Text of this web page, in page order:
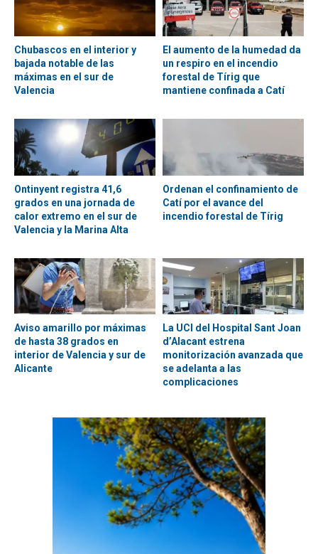
Chubascos en el interior y
bajada notable de las
máximas en el sur de
Valencia
El aumento de la humedad da
un respiro en el incendio
forestal de Tírig que
mantiene confinada a Catí
Ontinyent registra 41,6
grados en una jornada de
calor extremo en el sur de
Valencia y la Marina Alta
Ordenan el confinamiento de
Catí por el avance del
incendio forestal de Tírig
Aviso amarillo por máximas
de hasta 38 grados en
interior de Valencia y sur de
Alicante
La UCI del Hospital Sant Joan
d’Alacant estrena
monitorización avanzada que
se adelanta a las
complicaciones